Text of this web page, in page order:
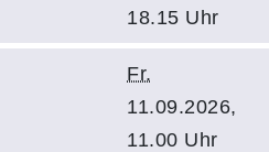
18.15 Uhr
Fr.
11.09.2026,
11.00 Uhr